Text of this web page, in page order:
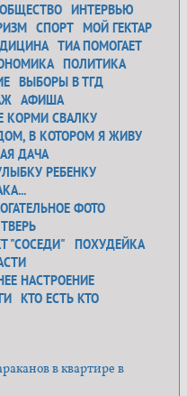
ОБЩЕСТВО ИНТЕРВЬЮ
СПОРТ МОЙ ГЕКТАР
ТИА ПОМОГАЕТ
ПОЛИТИКА
ВЫБОРЫ В ТГД
АФИША
КОРМИ СВАЛКУ
В КОТОРОМ Я ЖИВУ
ДАЧА
РЕБЕНКУ
ФОТО
"СОСЕДИ"
ПОХУДЕЙКА
НАСТРОЕНИЕ
КТО ЕСТЬ КТО
в квартире в